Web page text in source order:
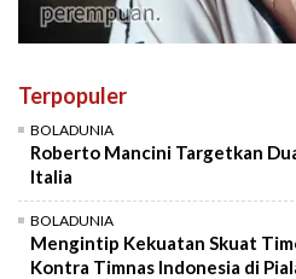
Terpopuler
BOLADUNIA
Roberto Mancini Targetkan
Italia
BOLADUNIA
Mengintip Kekuatan Skuat
Kontra Timnas Indonesia di